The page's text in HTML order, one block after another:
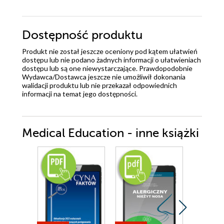
Dostępność produktu
Produkt nie został jeszcze oceniony pod kątem ułatwień
dostępu lub nie podano żadnych informacji o ułatwieniach
dostępu lub są one niewystarczające. Prawdopodobnie
Wydawca/Dostawca jeszcze nie umożliwił dokonania
walidacji produktu lub nie przekazał odpowiednich
informacji na temat jego dostępności.
Medical Education - inne książki